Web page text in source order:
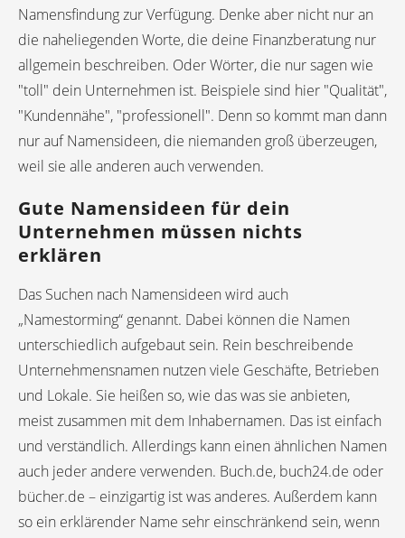
Namensfindung zur Verfügung. Denke aber nicht nur an
die naheliegenden Worte, die deine Finanzberatung nur
allgemein beschreiben. Oder Wörter, die nur sagen wie
"toll" dein Unternehmen ist. Beispiele sind hier "Qualität",
"Kundennähe", "professionell". Denn so kommt man dann
nur auf Namensideen, die niemanden groß überzeugen,
weil sie alle anderen auch verwenden.
Gute Namensideen für dein
Unternehmen müssen nichts
erklären
Das Suchen nach Namensideen wird auch
„Namestorming“ genannt. Dabei können die Namen
unterschiedlich aufgebaut sein. Rein beschreibende
Unternehmensnamen nutzen viele Geschäfte, Betrieben
und Lokale. Sie heißen so, wie das was sie anbieten,
meist zusammen mit dem Inhabernamen. Das ist einfach
und verständlich. Allerdings kann einen ähnlichen Namen
auch jeder andere verwenden. Buch.de, buch24.de oder
bücher.de – einzigartig ist was anderes. Außerdem kann
so ein erklärender Name sehr einschränkend sein, wenn